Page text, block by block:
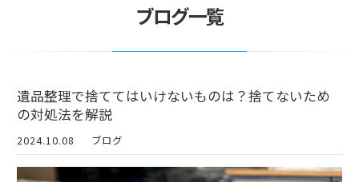
ブログ一覧
遺品整理で捨ててはいけないものは？捨てないため
の対処法を解説
2024.10.08 ブログ